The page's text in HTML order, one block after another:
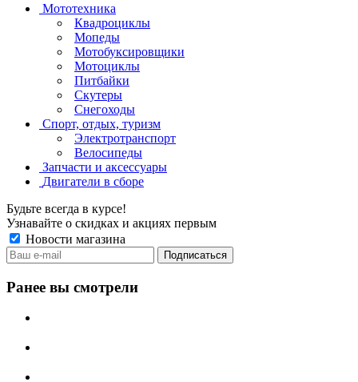
Мототехника
Квадроциклы
Мопеды
Мотобуксировщики
Мотоциклы
Питбайки
Скутеры
Снегоходы
Спорт, отдых, туризм
Электротранспорт
Велосипеды
Запчасти и аксессуары
Двигатели в сборе
Будьте всегда в курсе!
Узнавайте о скидках и акциях первым
Новости магазина
Ранее вы смотрели